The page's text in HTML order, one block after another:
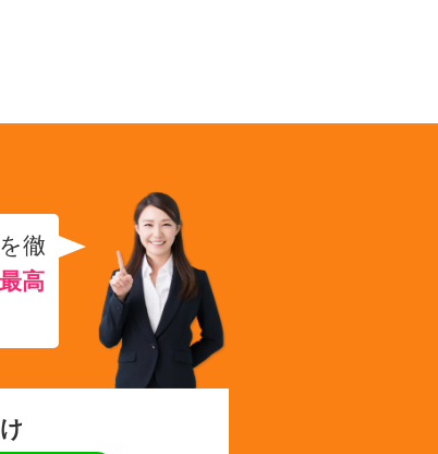
徹
高